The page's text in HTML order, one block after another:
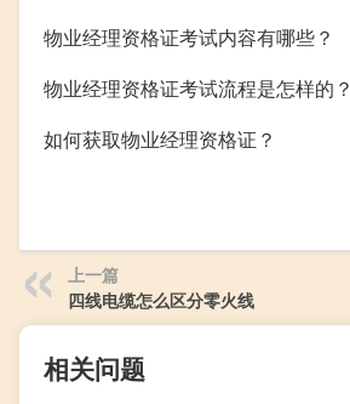
物业经理资格证考试内容有哪些？
物业经理资格证考试流程是怎样的？
如何获取物业经理资格证？
上一篇
四线电缆怎么区分零火线
相关问题